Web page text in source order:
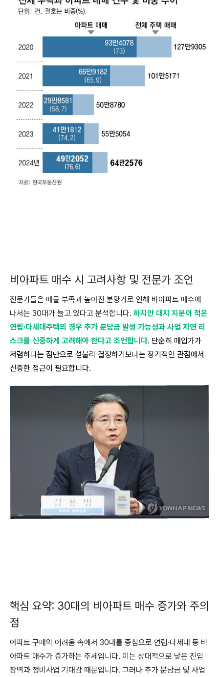
비아파트 매수 시 고려사항 및 전문가 조언
전문가들은 매물 부족과 높아진 분양가로 인해 비아파트 매수에
나서는 30대가 늘고 있다고 분석합니다. 하지만 대지 지분이 적은
연립·다세대주택의 경우 추가 분담금 발생 가능성과 사업 지연 리
스크를 신중하게 고려해야 한다고 조언합니다. 단순히 매입가가
저렴하다는 점만으로 섣불리 결정하기보다는 장기적인 관점에서
신중한 접근이 필요합니다.
핵심 요약: 30대의 비아파트 매수 증가와 주의
점
아파트 구매의 어려움 속에서 30대를 중심으로 연립·다세대 등 비
아파트 매수가 증가하는 추세입니다. 이는 상대적으로 낮은 진입
장벽과 정비사업 기대감 때문입니다. 그러나 추가 분담금 및 사업